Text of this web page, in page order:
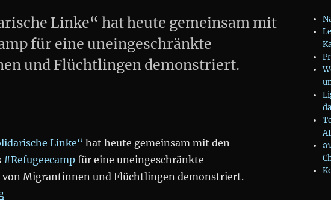
Linke“ hat heute gemeinsam mit
für eine uneingeschränkte
und Flüchtlingen demonstriert.
Linke“ hat heute gemeinsam mit den
#Refugeecampfür eine uneingeschränkte
von Migrantinnen und Flüchtlingen demonstriert.
„Demo: Migrantische Studis und Flüchtlinge für uneingeschränkte
ถ